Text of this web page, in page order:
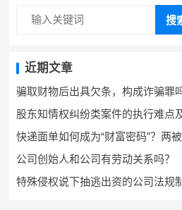
搜
近期文章
骗取财物后出具欠条，构成诈骗罪
股东知情权纠纷类案件的执行难点
快递面单如何成为“财富密码”？两
公司创始人和公司有劳动关系吗？
特殊侵权说下抽逃出资的公司法规